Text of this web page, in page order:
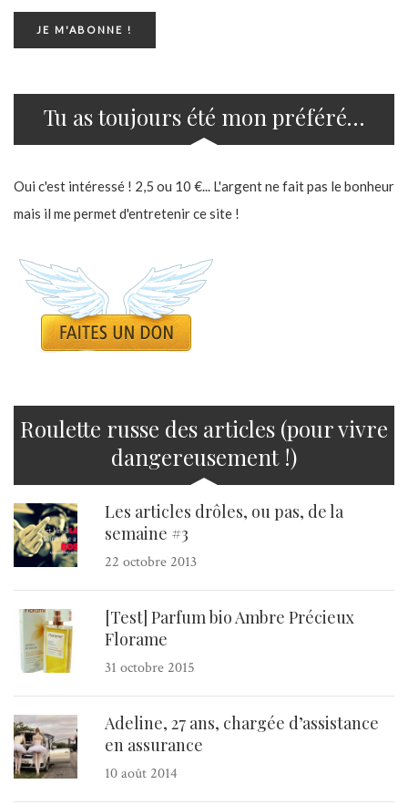
Tu as toujours été mon préféré…
Oui c'est intéressé ! 2,5 ou 10 €... L'argent ne fait pas le bonheur
mais il me permet d'entretenir ce site !
Roulette russe des articles (pour vivre
dangereusement !)
Les articles drôles, ou pas, de la
semaine #3
22 octobre 2013
[Test] Parfum bio Ambre Précieux
Florame
31 octobre 2015
Adeline, 27 ans, chargée d’assistance
en assurance
10 août 2014